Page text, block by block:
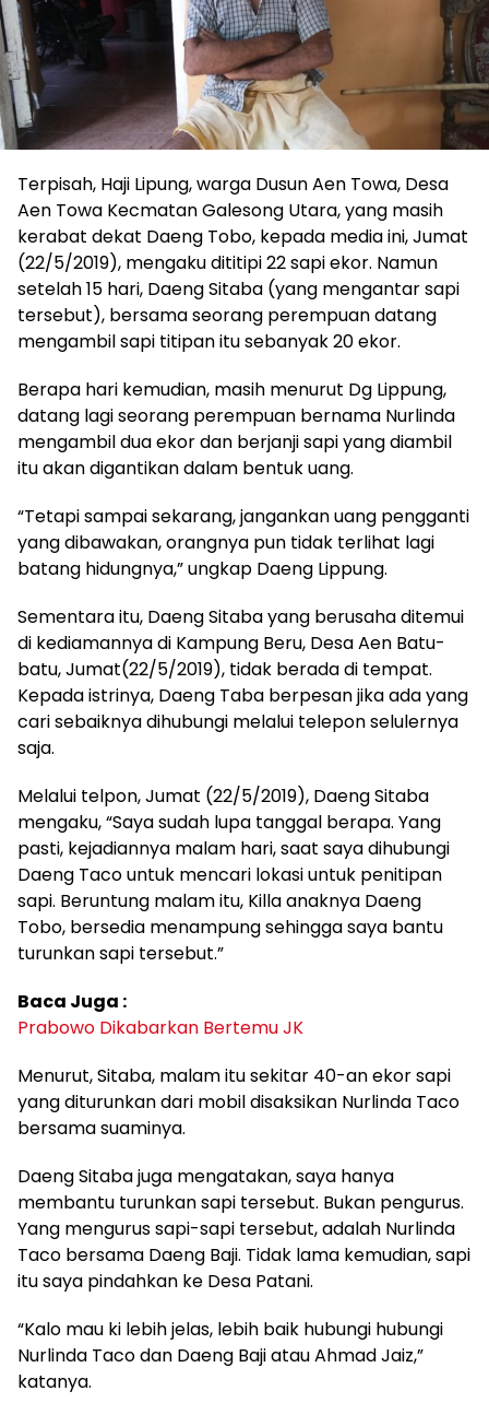
Terpisah, Haji Lipung, warga Dusun Aen Towa, Desa
Aen Towa Kecmatan Galesong Utara, yang masih
kerabat dekat Daeng Tobo, kepada media ini, Jumat
(22/5/2019), mengaku dititipi 22 sapi ekor. Namun
setelah 15 hari, Daeng Sitaba (yang mengantar sapi
tersebut), bersama seorang perempuan datang
mengambil sapi titipan itu sebanyak 20 ekor.
Berapa hari kemudian, masih menurut Dg Lippung,
datang lagi seorang perempuan bernama Nurlinda
mengambil dua ekor dan berjanji sapi yang diambil
itu akan digantikan dalam bentuk uang.
“Tetapi sampai sekarang, jangankan uang pengganti
yang dibawakan, orangnya pun tidak terlihat lagi
batang hidungnya,” ungkap Daeng Lippung.
Sementara itu, Daeng Sitaba yang berusaha ditemui
di kediamannya di Kampung Beru, Desa Aen Batu-
batu, Jumat(22/5/2019), tidak berada di tempat.
Kepada istrinya, Daeng Taba berpesan jika ada yang
cari sebaiknya dihubungi melalui telepon selulernya
saja.
Melalui telpon, Jumat (22/5/2019), Daeng Sitaba
mengaku, “Saya sudah lupa tanggal berapa. Yang
pasti, kejadiannya malam hari, saat saya dihubungi
Daeng Taco untuk mencari lokasi untuk penitipan
sapi. Beruntung malam itu, Killa anaknya Daeng
Tobo, bersedia menampung sehingga saya bantu
turunkan sapi tersebut.”
Baca Juga :
Prabowo Dikabarkan Bertemu JK
Menurut, Sitaba, malam itu sekitar 40-an ekor sapi
yang diturunkan dari mobil disaksikan Nurlinda Taco
bersama suaminya.
Daeng Sitaba juga mengatakan, saya hanya
membantu turunkan sapi tersebut. Bukan pengurus.
Yang mengurus sapi-sapi tersebut, adalah Nurlinda
Taco bersama Daeng Baji. Tidak lama kemudian, sapi
itu saya pindahkan ke Desa Patani.
“Kalo mau ki lebih jelas, lebih baik hubungi hubungi
Nurlinda Taco dan Daeng Baji atau Ahmad Jaiz,”
katanya.